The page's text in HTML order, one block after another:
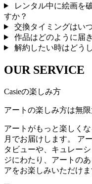
レンタル中に絵画を
すか？
交換タイミングはい
作品はどのように届
解約したい時はどう
OUR SERVICE
Casieの楽しみ方
アートの楽しみ方は無限
アートがもっと楽しく
月でお届けします。 ア
タビューや、キュレー
ジにわたり、アートの
アをお楽しみいただけま